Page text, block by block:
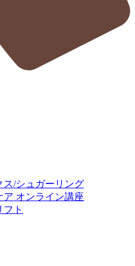
ス/シュガーリング
ア オンライン講座
ト